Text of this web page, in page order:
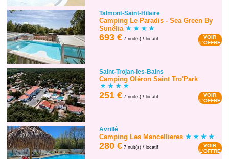
Talmont-Saint-Hilaire
Camping Le Paradis - Sea Green By
Sunêlia
693 € 7 nuit(s) / locatif
VOIR
L'OFFRE
Saint-Trojan-les-Bains
Camping Oléron Saint Tro'Park
251 € 7 nuit(s) / locatif
VOIR
L'OFFRE
Avrillé
Camping Les Mancellieres
280 € 7 nuit(s) / locatif
VOIR
L'OFFRE